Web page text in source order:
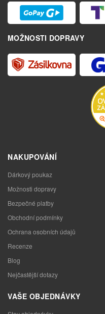
MOŽNOSTI DOPRAVY
NAKUPOVÁNÍ
Dárkový poukaz
Možnosti dopravy
Bezpečné platby
Obchodní podmínky
Ochrana osobních údajů
Recenze
Blog
Nejčastější dotazy
VAŠE OBJEDNÁVKY